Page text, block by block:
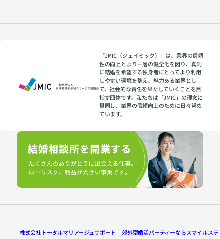
「JMIC（ジェイミック）」は、業界の信頼
性の向上とより一層の健全化を図り、真剣
に結婚を希望する独身者にとってより利用
しやすい環境を整え、魅力ある業界とし
て、社会的な責任を果たしていくことを目
指す団体です。私たちは「JMIC」の理念に
賛同し、業界の信頼向上のために日々努め
ています。
株式会社トータルマリアージュサポート
郊外型婚活パーティーならスマイルステ